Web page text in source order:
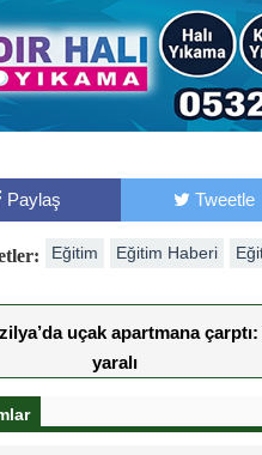
Paylaş Tweetle
Eğitim Eğitim Haberi
uçak apartmana çarptı:
yaralı